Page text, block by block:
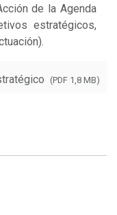
de la Agenda
estratégicos,
(PDF 1,8 MB)